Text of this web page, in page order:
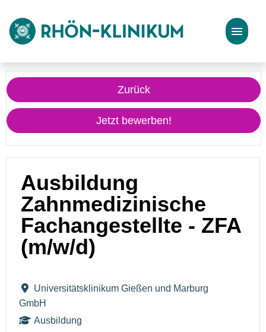
Stellenangebote
Bewerbungstipps
Zurück
Jetzt bewerben!
Ausbildung
Zahnmedizinische
Fachangestellte - ZFA
(m/w/d)
Universitätsklinikum Gießen und Marburg
GmbH
Ausbildung